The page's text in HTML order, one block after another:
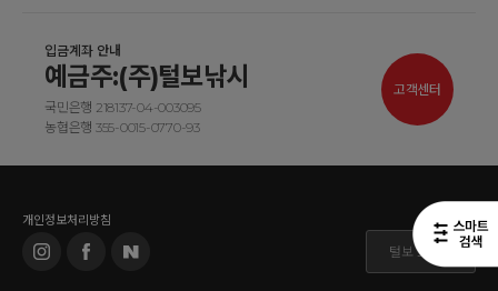
입금계좌 안내
예금주:(주)털보낚시
국민은행 218137-04-003095
농협은행 355-0015-0770-93
고객센터
개인정보처리방침
털보 도매몰